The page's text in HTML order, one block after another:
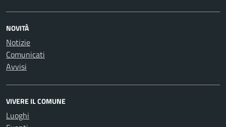
NOVITÀ
Notizie
Comunicati
Avvisi
VIVERE IL COMUNE
Luoghi